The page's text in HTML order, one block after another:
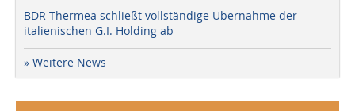
BDR Thermea schließt vollständige Übernahme der
italienischen G.I. Holding ab
» Weitere News